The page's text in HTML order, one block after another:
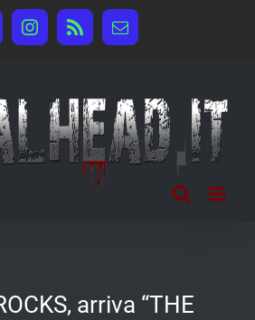
Instagram
Rss Email
arriva “THE